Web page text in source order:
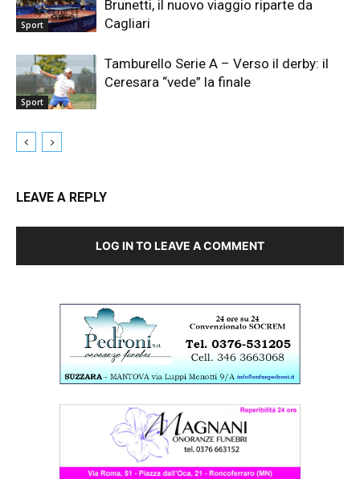
Sport
Brunetti, il nuovo viaggio riparte da
Cagliari
Sport
Tamburello Serie A – Verso il derby: il
Ceresara “vede” la finale
LEAVE A REPLY
LOG IN TO LEAVE A COMMENT